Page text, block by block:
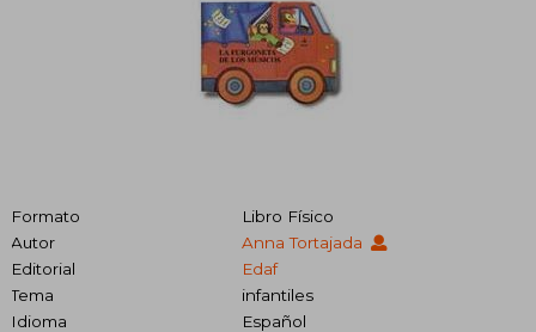
Formato
Libro Físico
Autor
Anna Tortajada
Editorial
Edaf
Tema
infantiles
Idioma
Español